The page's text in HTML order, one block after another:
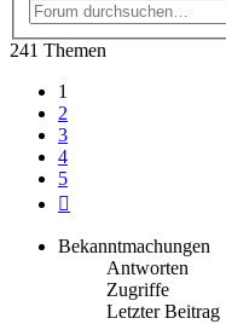
241 Themen
1
2
3
4
5
Bekanntmachungen
Antworten
Zugriffe
Letzter Beitrag